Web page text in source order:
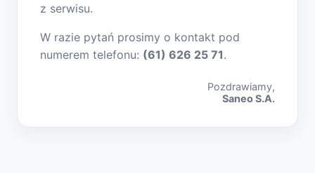
z serwisu.
W razie pytań prosimy o kontakt pod
numerem telefonu: (61) 626 25 71.
Pozdrawiamy,
Saneo S.A.